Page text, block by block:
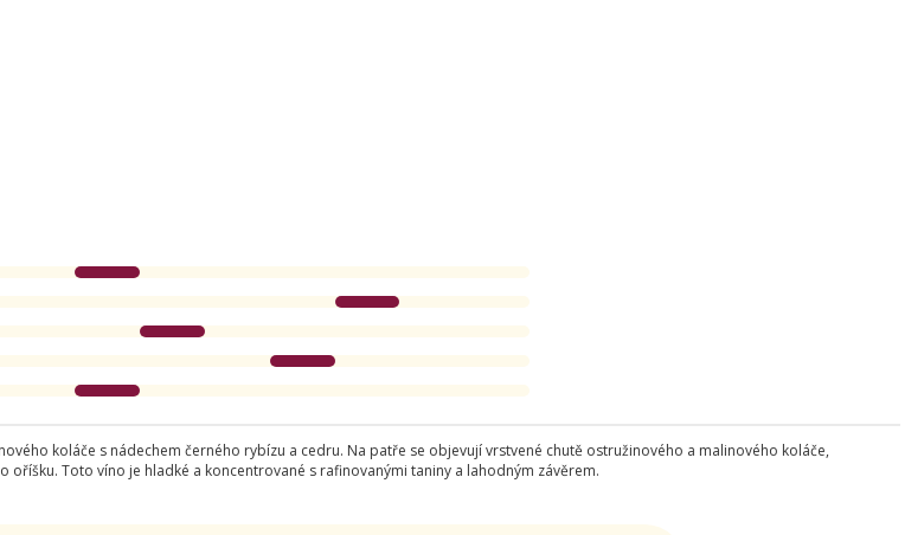
koláče s nádechem černého rybízu a cedru. Na patře se objevují vrstvené chutě ostružinového a malinového koláče,
Toto víno je hladké a koncentrované s rafinovanými taniny a lahodným závěrem.